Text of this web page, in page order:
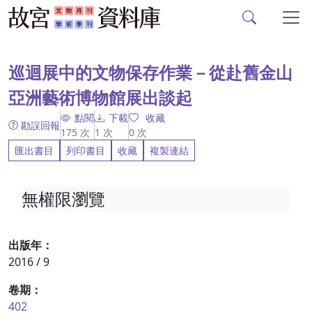
巡迴展中的文物保存作業－從赴舊金山
亞洲藝術博物館展出談起
勘誤回報
點閱
175 次
下載
1 次
收藏
0 次
匯出書目
列印書目 收藏 複製連結
出版年：
2016 / 9
卷期：
402
無權限瀏覽